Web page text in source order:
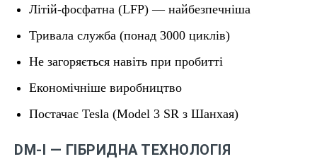
Літій-фосфатна (LFP) — найбезпечніша
Тривала служба (понад 3000 циклів)
Не загоряється навіть при пробитті
Економічніше виробництво
Постачає Tesla (Model 3 SR з Шанхая)
DM-I — ГІБРИДНА ТЕХНОЛОГІЯ